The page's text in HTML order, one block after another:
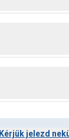
Kérjük jelezd